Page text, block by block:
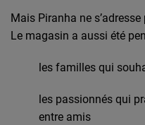
Mais Piranha ne
Le magasin a aussi été
les familles qui
les passionnés qui
entre amis